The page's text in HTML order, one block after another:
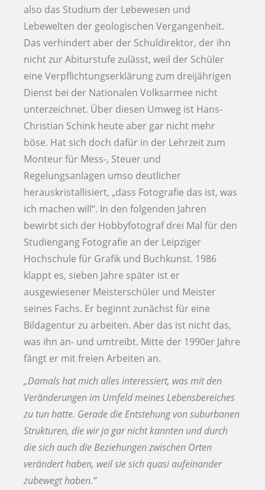
also das Studium der Lebewesen und
Lebewelten der geologischen Vergangenheit.
Das verhindert aber der Schuldirektor, der ihn
nicht zur Abiturstufe zulässt, weil der Schüler
eine Verpflichtungserklärung zum dreijährigen
Dienst bei der Nationalen Volksarmee nicht
unterzeichnet. Über diesen Umweg ist Hans-
Christian Schink heute aber gar nicht mehr
böse. Hat sich doch dafür in der Lehrzeit zum
Monteur für Mess-, Steuer und
Regelungsanlagen umso deutlicher
herauskristallisiert, „dass Fotografie das ist, was
ich machen will“. In den folgenden Jahren
bewirbt sich der Hobbyfotograf drei Mal für den
Studiengang Fotografie an der Leipziger
Hochschule für Grafik und Buchkunst. 1986
klappt es, sieben Jahre später ist er
ausgewiesener Meisterschüler und Meister
seines Fachs. Er beginnt zunächst für eine
Bildagentur zu arbeiten. Aber das ist nicht das,
was ihn an- und umtreibt. Mitte der 1990er Jahre
fängt er mit freien Arbeiten an.
„Damals hat mich alles interessiert, was mit den
Veränderungen im Umfeld meines Lebensbereiches
zu tun hatte. Gerade die Entstehung von suburbanen
Strukturen, die wir ja gar nicht kannten und durch
die sich auch die Beziehungen zwischen Orten
verändert haben, weil sie sich quasi aufeinander
zubewegt haben.“